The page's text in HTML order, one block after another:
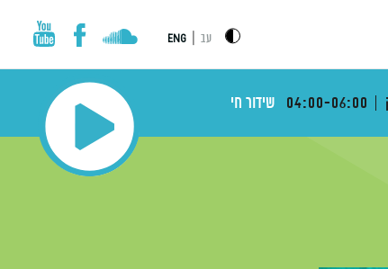
עב ENG
04:00-06:00 שידור חי